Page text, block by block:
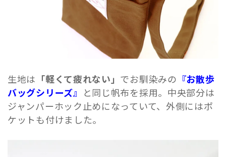
生地は 「軽くて疲れない」 でお馴染みの 『お散歩
バッグシリーズ』 と同じ帆布を採用。中央部分は
ジャンパーホック止めになっていて、外側にはポ
ケットも付けました。